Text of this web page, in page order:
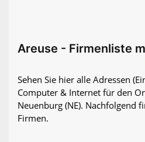
Areuse - Firmenliste
Sehen Sie hier alle Adressen
Computer & Internet für den
Neuenburg (NE). Nachfolgend
Firmen.